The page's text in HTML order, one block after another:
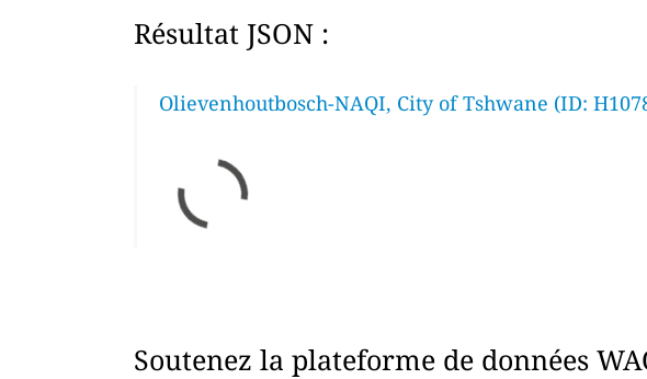
Résultat JSON :
Olievenhoutbosch-NAQI, City of Tshwane (ID:
Soutenez la plateforme de données